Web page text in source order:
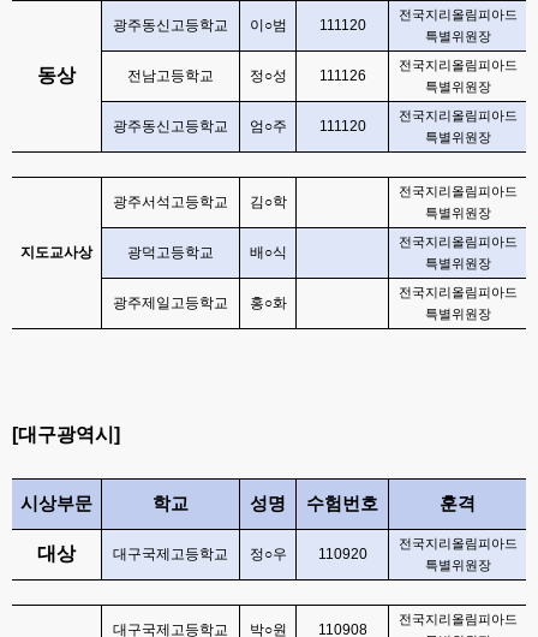
동상
광주동신고등학교 이 ○범 111120
전국지리올림피아드
특별위원장
전남고등학교 정○성 111126
전국지리올림피아드
특별위원장
광주동신고등학교 엄 ○주 111120
전국지리올림피아드
특별위원장
지도교사상
광주서석고등학교 김 ○학
전국지리올림피아드
특별위원장
광덕고등학교 배 ○식
전국지리올림피아드
특별위원장
광주제일고등학교 홍○화
전국지리올림피아드
특별위원장
[대구광역시 ]
시상부문 학교 성명 수험번호 훈격
대상 대구국제고등학교 정○우 110920
전국지리올림피아드
특별위원장
대구국제고등학교 박○원 110908
전국지리올림피아드